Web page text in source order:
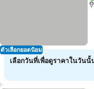
ตัวเลือกยอดนิยม
เลือกวันที่เพื่อดูราคาในวันนั้